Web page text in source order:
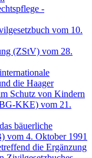
-
vom 10.
(ZStV) vom 28.
die Haager
Schutz von Kindern
KKE) vom 21.
bäuerliche
vom 4. Oktober 1991
die Ergänzung